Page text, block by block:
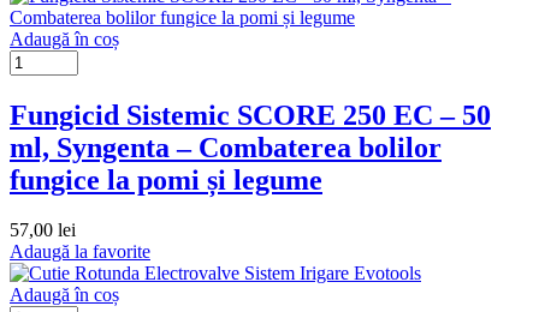
Adaugă în coș
Fungicid Sistemic SCORE 250 EC – 50
ml, Syngenta – Combaterea bolilor
fungice la pomi și legume
57,00 lei
Adaugă la favorite
Adaugă în coș